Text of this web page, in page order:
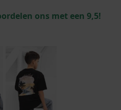
ons met een 9,5!